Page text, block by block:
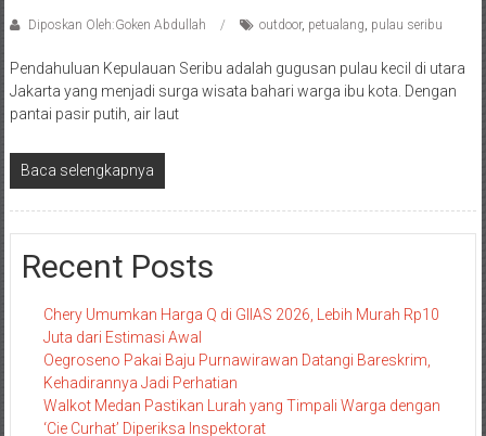
Diposkan Oleh:Goken Abdullah outdoor, petualang, pulau seribu
Pendahuluan Kepulauan Seribu adalah gugusan pulau kecil di utara
Jakarta yang menjadi surga wisata bahari warga ibu kota. Dengan
pantai pasir putih, air laut
Baca selengkapnya
Recent Posts
Chery Umumkan Harga Q di GIIAS 2026, Lebih Murah Rp10
Juta dari Estimasi Awal
Oegroseno Pakai Baju Purnawirawan Datangi Bareskrim,
Kehadirannya Jadi Perhatian
Walkot Medan Pastikan Lurah yang Timpali Warga dengan
‘Cie Curhat’ Diperiksa Inspektorat